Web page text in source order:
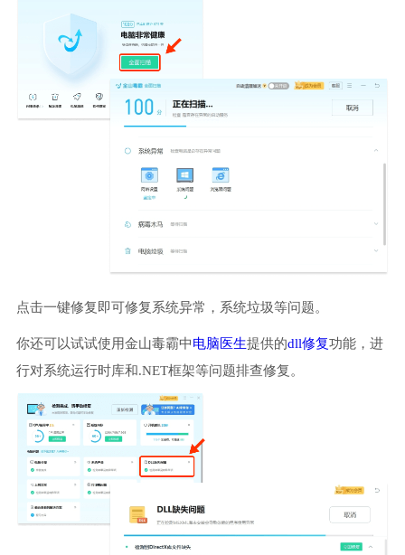
点击一键修复即可修复系统异常，系统垃圾等问题。
你还可以试试使用金山毒霸中电脑医生提供的dll修复功能，进
行对系统运行时库和.NET框架等问题排查修复。